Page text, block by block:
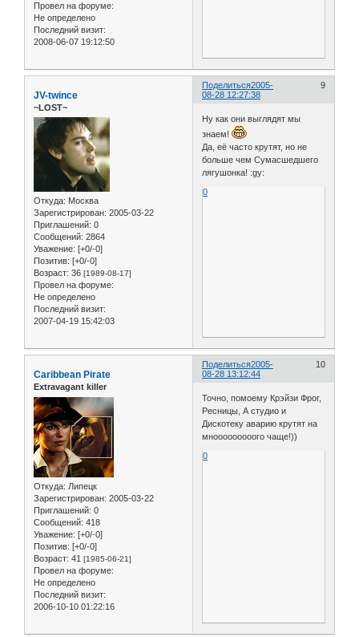
Провел на форуме:
Не определено
Последний визит:
2008-06-07 19:12:50
Поделиться 9
2005-
08-28 12:27:38
JV-twince
~LOST~
Откуда: Москва
Зарегистрирован: 2005-03-22
Приглашений: 0
Сообщений: 2864
Уважение: [+0/-0]
Позитив: [+0/-0]
Возраст: 36 [1989-08-17]
Провел на форуме:
Не определено
Последний визит:
2007-04-19 15:42:03
Ну как они выглядят мы
знаем!
Да, её часто крутят, но не
больше чем Сумасшедшего
лягушонка! :gy:
0
Поделиться 10
2005-
08-28 13:12:44
Caribbean Pirate
Extravagant killer
Откуда: Липецк
Зарегистрирован: 2005-03-22
Приглашений: 0
Сообщений: 418
Уважение: [+0/-0]
Позитив: [+0/-0]
Возраст: 41 [1985-06-21]
Провел на форуме:
Не определено
Последний визит:
2006-10-10 01:22:16
Точно, помоему Крэйзи Фрог,
Ресницы, А студио и
Дискотеку аварию крутят на
мнооооооооого чаще!))
0